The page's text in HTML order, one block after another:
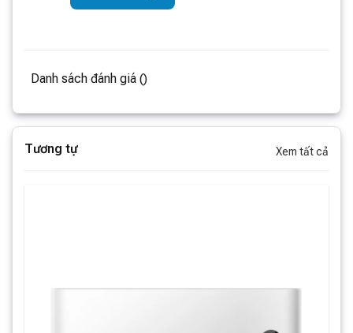
Danh sách đánh giá ()
Tương tự Xem tất cả